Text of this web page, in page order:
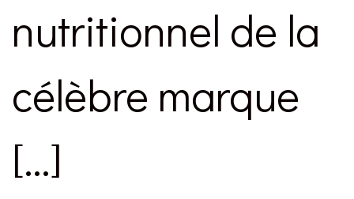
nutritionnel de la
célèbre marque
[…]